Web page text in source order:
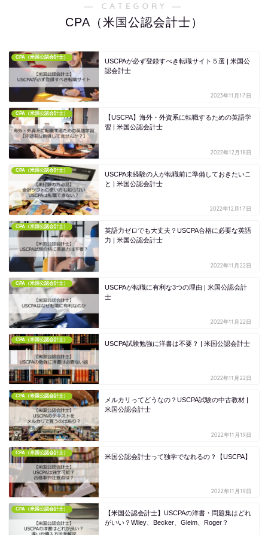
― CATEGORY ―
CPA（米国公認会計士）
CPA（米国公認会計士）
USCPAが必ず登録すべき転職サイト５選 | 米国公
認会計士
2023年11月17日
CPA（米国公認会計士）
【USCPA】海外・外資系に転職するための英語学
習 | 米国公認会計士
2022年12月18日
CPA（米国公認会計士）
USCPA未経験の人が転職前に準備しておきたいこ
と | 米国公認会計士
2022年12月17日
CPA（米国公認会計士）
英語力ゼロでも大丈夫？USCPA合格に必要な英語
力 | 米国公認会計士
2022年11月22日
CPA（米国公認会計士）
USCPAが転職に有利な3つの理由 | 米国公認会計
士
2022年11月22日
CPA（米国公認会計士）
USCPA試験勉強に洋書は不要？ | 米国公認会計士
2022年11月22日
CPA（米国公認会計士）
メルカリってどうなの？USCPA試験の中古教材 |
米国公認会計士
2022年11月19日
CPA（米国公認会計士）
米国公認会計士って独学でなれるの？【USCPA】
2022年11月19日
CPA（米国公認会計士）
【米国公認会計士】USCPAの洋書・問題集はどれ
がいい？Wiley、Becker、Gleim、Roger？